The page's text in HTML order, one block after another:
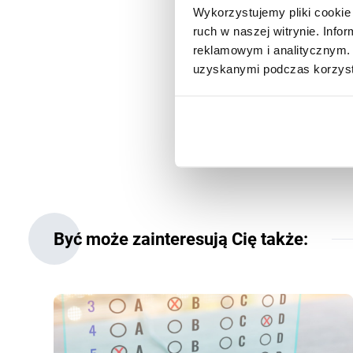
Wykorzystujemy pliki
ruch w naszej witrynie.
reklamowym i
uzyskanymi podczas
Klaudia Gwóźdź is a
the development of the
past year, she has been
focusing on the
Być może zainteresują Cię także: